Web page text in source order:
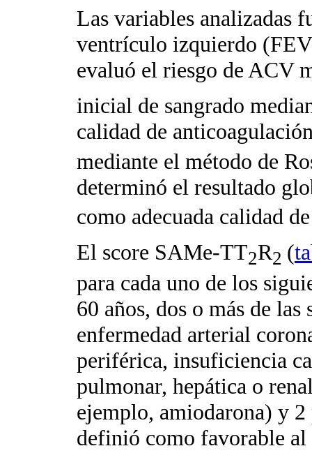
Las variables analizadas
ventrículo izquierdo
evaluó el riesgo de ACV
inicial de sangrado
calidad de
mediante el método de
determinó el resultado
como adecuada calidad
El score SAMe-TT2R2 (
para cada uno de los
60 años, dos o más de
enfermedad arterial
periférica, insuficiencia
pulmonar, hepática o
ejemplo, amiodarona) y 2
definió como favorable